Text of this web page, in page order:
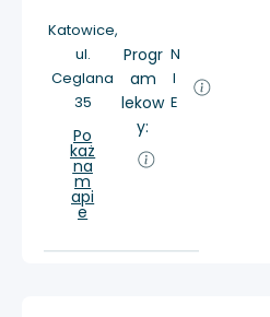
Katowice,
ul.
Ceglana
35
Po
każ
na
m
api
e
Progr
am
lekow
y:
N
I
E